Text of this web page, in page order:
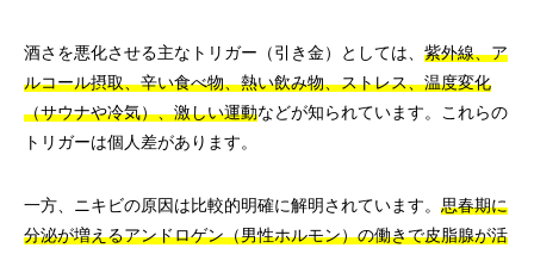
酒さを悪化させる主なトリガー（引き金）としては、 紫外線、ア
ルコール摂取、辛い食べ物、熱い飲み物、ストレス、温度変化
（サウナや冷気）、激しい運動などが知られています。これらの
トリガーは個人差があります。
一方、ニキビの原因は比較的明確に解明されています。 思春期に
分泌が増えるアンドロゲン（男性ホルモン）の働きで皮脂腺が活